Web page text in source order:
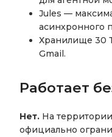
Jules —
асинхронного
Хранилище 30
Gmail.
Работает
Нет. На
официально